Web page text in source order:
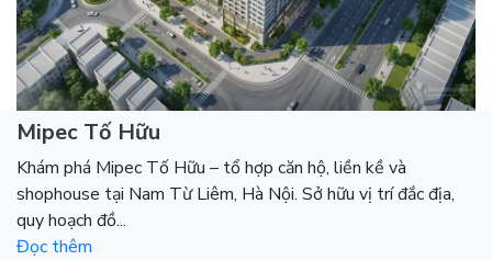
Mipec Tố Hữu
Khám phá Mipec Tố Hữu – tổ hợp căn hộ, liền kề và
shophouse tại Nam Từ Liêm, Hà Nội. Sở hữu vị trí đắc địa,
quy hoạch đồ...
Đọc thêm